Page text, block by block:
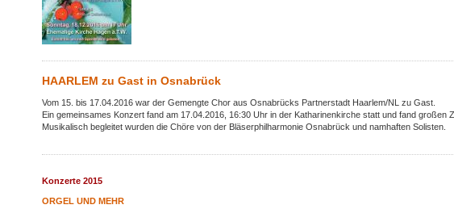
HAARLEM zu Gast in Osnabrück
Vom 15. bis 17.04.2016 war der Gemengte Chor aus Osnabrücks Partnerstadt Haarlem/NL zu Gast.
Ein gemeinsames Konzert fand am 17.04.2016, 16:30 Uhr in der Katharinenkirche statt und fand großen
Musikalisch begleitet wurden die Chöre von der Bläserphilharmonie Osnabrück und namhaften Solisten.
Konzerte 2015
ORGEL UND MEHR